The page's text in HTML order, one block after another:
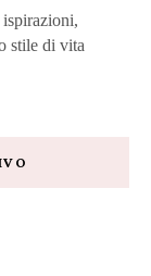
stile di vita